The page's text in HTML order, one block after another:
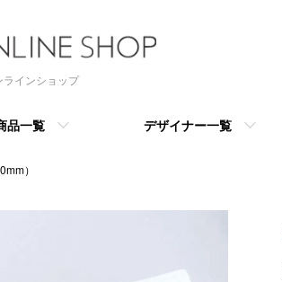
インショップ
品一覧 デザイナー一覧
）